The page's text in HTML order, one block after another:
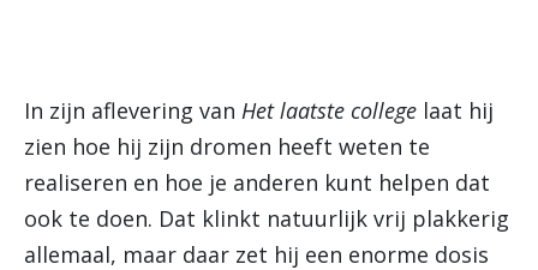
In zijn aflevering van Het laatste college laat hij
zien hoe hij zijn dromen heeft weten te
realiseren en hoe je anderen kunt helpen dat
ook te doen. Dat klinkt natuurlijk vrij plakkerig
allemaal, maar daar zet hij een enorme dosis